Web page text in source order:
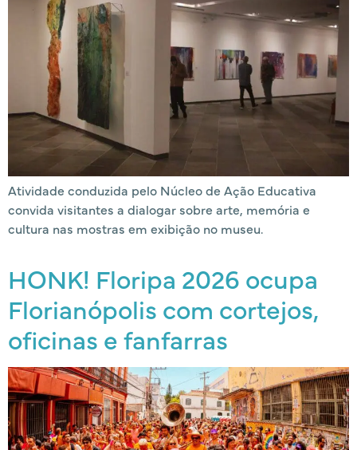
Atividade conduzida pelo Núcleo de Ação Educativa
convida visitantes a dialogar sobre arte, memória e
cultura nas mostras em exibição no museu.
HONK! Floripa 2026 ocupa
Florianópolis com cortejos,
oficinas e fanfarras